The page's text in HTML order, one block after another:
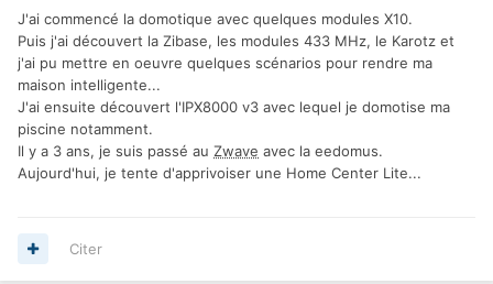
J'ai commencé la domotique avec quelques modules X10.
Puis j'ai découvert la Zibase, les modules 433 MHz, le Karotz et
j'ai pu mettre en oeuvre quelques scénarios pour rendre ma
maison intelligente...
J'ai ensuite découvert l'IPX8000 v3 avec lequel je domotise ma
piscine notamment.
Il y a 3 ans, je suis passé au Zwave avec la eedomus.
Aujourd'hui, je tente d'apprivoiser une Home Center Lite...
Citer